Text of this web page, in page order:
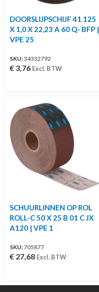
DOORSLIJPSCHIJF 41 125
X 1,0 X 22,23 A 60 Q- BFP |
VPE 25
SKU:34332792
€ 3,76 Excl. BTW
SCHUURLINNEN OP ROL
ROLL-C 50 X 25 B 01 C JX
A120 | VPE 1
SKU:705877
€ 27,68 Excl. BTW